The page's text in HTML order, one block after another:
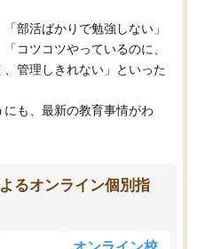
部活ばかりで勉強しない」
コツコツやっているのに、
管理しきれない」といった
も、最新の教育事情がわ
るオンライン個別指